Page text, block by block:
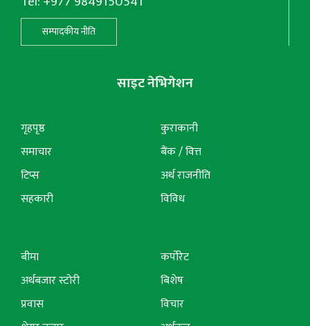
सम्पादकीय नीति
साइट नेभिगेशन
गृहपृष्ठ
समाचार
टिप्स
सहकारी
कुराकानी
बैंक / वित्त
अर्थ राजनीति
विविध
बीमा
अर्थबजार स्टोरी
प्रवास
कर्पोरेट
बिशेष
विचार